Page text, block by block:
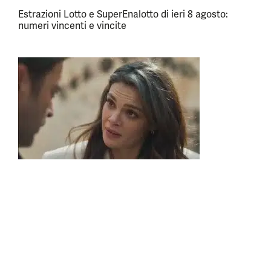
Estrazioni Lotto e SuperEnalotto di ieri 8 agosto:
numeri vincenti e vincite